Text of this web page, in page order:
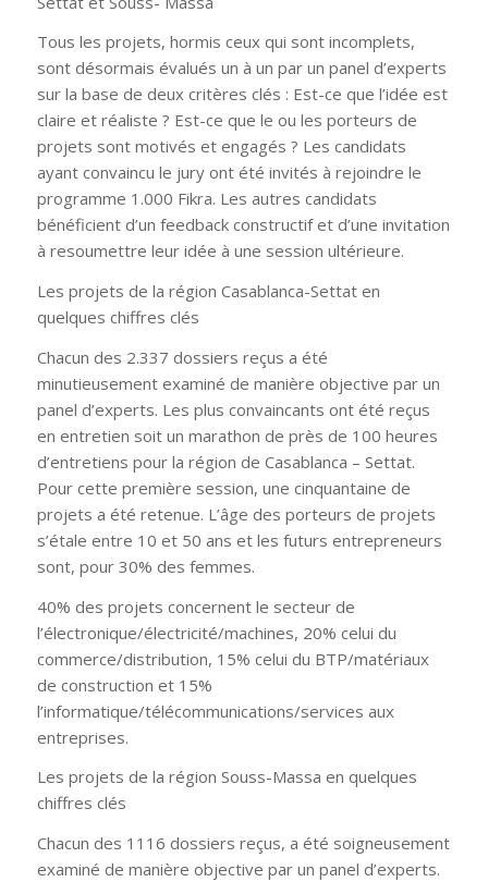
Tous les projets, hormis ceux qui sont incomplets,
sont désormais évalués un à un par un panel d’experts
sur la base de deux critères clés : Est-ce que l’idée est
claire et réaliste ? Est-ce que le ou les porteurs de
projets sont motivés et engagés ? Les candidats
ayant convaincu le jury ont été invités à rejoindre le
programme 1.000 Fikra. Les autres candidats
bénéficient d’un feedback constructif et d’une invitation
à resoumettre leur idée à une session ultérieure.
Les projets de la région Casablanca-Settat en
quelques chiffres clés
Chacun des 2.337 dossiers reçus a été
minutieusement examiné de manière objective par un
panel d’experts. Les plus convaincants ont été reçus
en entretien soit un marathon de près de 100 heures
d’entretiens pour la région de Casablanca – Settat.
Pour cette première session, une cinquantaine de
projets a été retenue. L’âge des porteurs de projets
s’étale entre 10 et 50 ans et les futurs entrepreneurs
sont, pour 30% des femmes.
40% des projets concernent le secteur de
l’électronique/électricité/machines, 20% celui du
commerce/distribution, 15% celui du BTP/matériaux
de construction et 15%
l’informatique/télécommunications/services aux
entreprises.
Les projets de la région Souss-Massa en quelques
chiffres clés
Chacun des 1116 dossiers reçus, a été soigneusement
examiné de manière objective par un panel d’experts.